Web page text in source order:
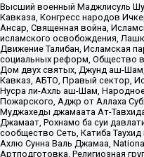
Высший военный Маджлисуль
Кавказа, Конгресс народов
Ансар, Священная война,
исламского освобождения,
Движение Талибан, Исламская
социальных реформ, Общество
Дом двух святых, Джунд аш-
Кавказ, АБТО, Правый сектор,
Нусра ли-Ахль аш-Шам,
Пожарского, Аджр от Аллаха
Муджахеды джамаата Ат-
Джамаат, Рохнамо ба суи
сообщество Сеть, Катиба
Ахлю Сунна Валь Джамаа,
Артподготовка, Религиозная